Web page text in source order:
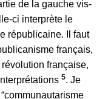
de la gauche vis-
ci interprète le
républicaine. Il faut
français,
française,
5. Je